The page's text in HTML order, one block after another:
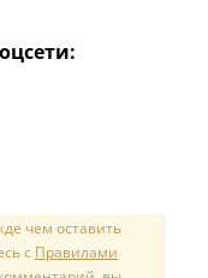
чем оставить
с Правилами